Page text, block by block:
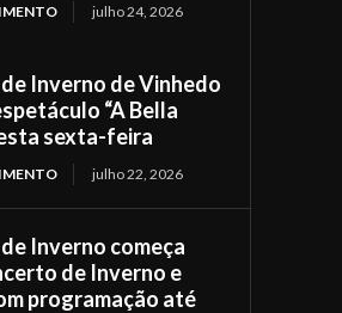
julho 24, 2026
Inverno de Vinhedo
“A Bella
sexta-feira
julho 22, 2026
Inverno começa
de Inverno e
programação até